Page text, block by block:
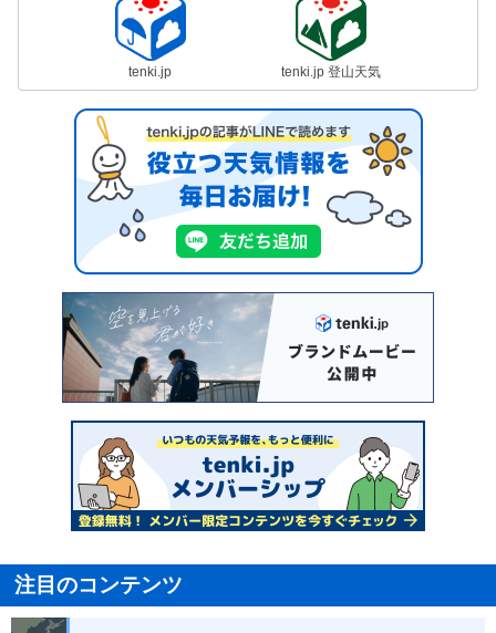
tenki.jp tenki.jp 登山天気
注目のコンテンツ